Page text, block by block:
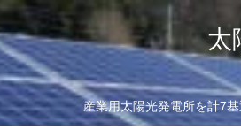
太
産業用太陽光発電所を計7